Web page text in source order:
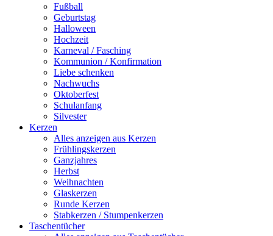
Fußball
Geburtstag
Halloween
Hochzeit
Karneval / Fasching
Kommunion / Konfirmation
Liebe schenken
Nachwuchs
Oktoberfest
Schulanfang
Silvester
Kerzen
Alles anzeigen aus Kerzen
Frühlingskerzen
Ganzjahres
Herbst
Weihnachten
Glaskerzen
Runde Kerzen
Stabkerzen / Stumpenkerzen
Taschentücher